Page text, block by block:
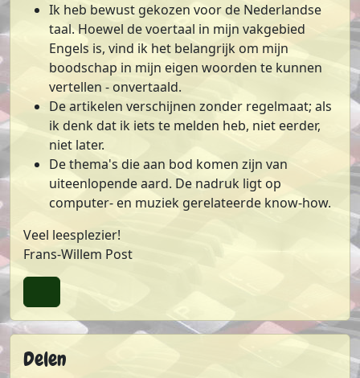
Ik heb bewust gekozen voor de Nederlandse
taal. Hoewel de voertaal in mijn vakgebied
Engels is, vind ik het belangrijk om mijn
boodschap in mijn eigen woorden te kunnen
vertellen - onvertaald.
De artikelen verschijnen zonder regelmaat; als
ik denk dat ik iets te melden heb, niet eerder,
niet later.
De thema's die aan bod komen zijn van
uiteenlopende aard. De nadruk ligt op
computer- en muziek gerelateerde know-how.
Veel leesplezier!
Frans-Willem Post
Delen